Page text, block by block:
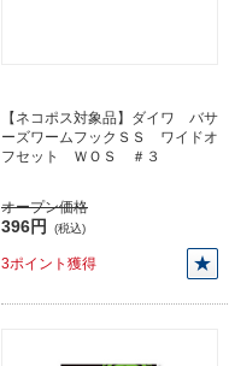
【ネコポス対象品】ダイワ バサ
ーズワームフックＳＳ ワイドオ
フセット ＷＯＳ ＃３
オープン価格
396円 (税込)
3ポイント獲得